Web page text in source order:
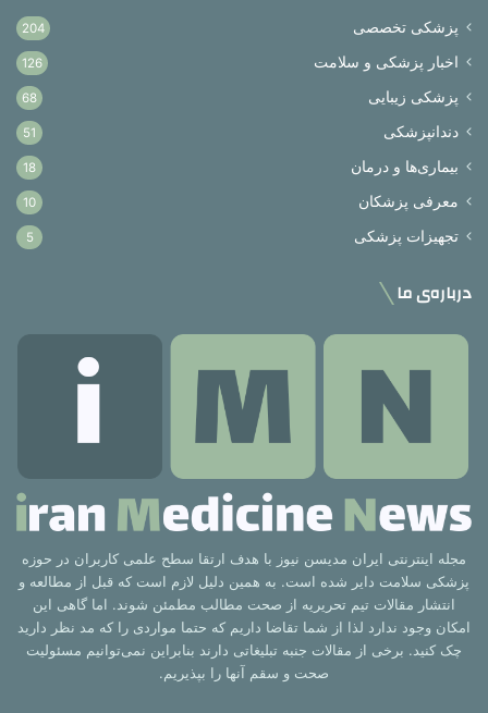
پزشکی تخصصی 204
اخبار پزشکی و سلامت 126
پزشکی زیبایی 68
دندانپزشکی 51
بیماری‌ها و درمان 18
معرفی پزشکان 10
تجهیزات پزشکی 5
درباره‌ی ما
مجله اینترنتی ایران مدیسن نیوز با هدف ارتقا سطح علمی کاربران در حوزه
پزشکی سلامت دایر شده است. به همین دلیل لازم است که قبل از مطالعه و
انتشار مقالات تیم تحریریه از صحت مطالب مطمئن شوند. اما گاهی این
امکان وجود ندارد لذا از شما تقاضا داریم که حتما مواردی را که مد نظر دارید
چک کنید. برخی از مقالات جنبه تبلیغاتی دارند بنابراین نمی‌توانیم مسئولیت
صحت و سقم آنها را بپذیریم.